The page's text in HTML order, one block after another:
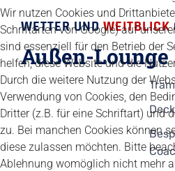
WETTER UNDWEITBLICK
Außen-Lounge
Wir nutzen Cookies und
Schriftarten von Google) auf
sind essenziell für den Betrieb der
helfen, diese Website und die
Durch die weitere Nutzung der
Verwendung von Cookies, den
Dritter (z.B. für eine Schriftart) und
zu. Bei manchen Cookies können
diese zulassen möchten. Bitte
Ablehnung womöglich nicht mehr